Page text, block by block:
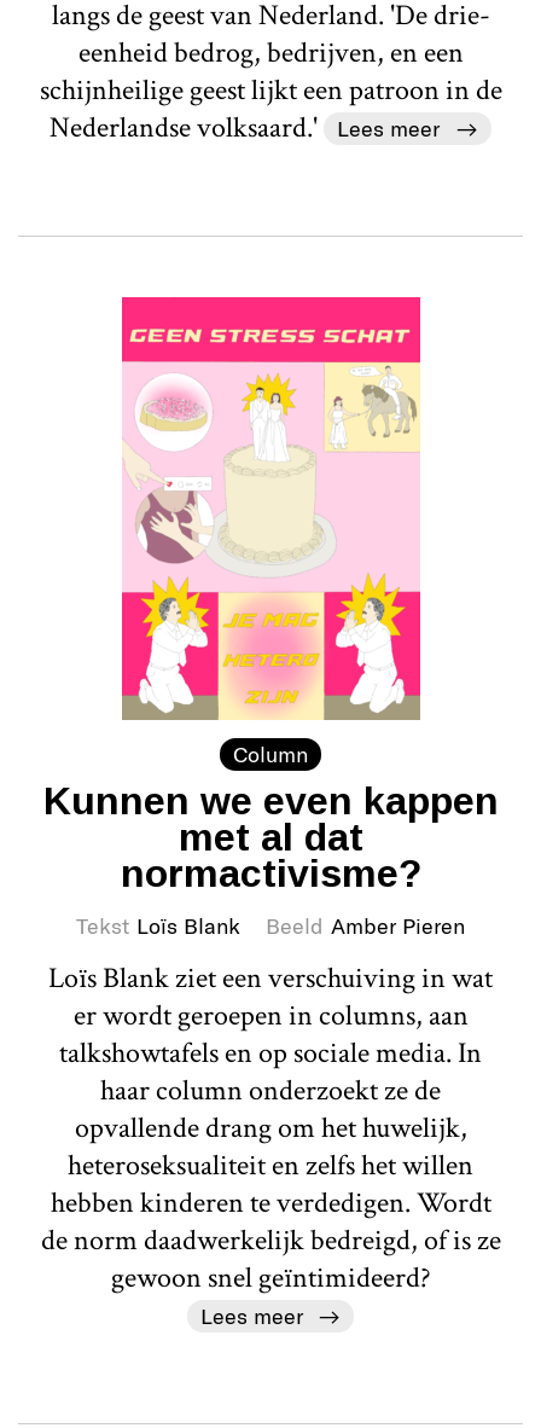
langs de geest van Nederland. 'De drie-
eenheid bedrog, bedrijven, en een
schijnheilige geest lijkt een patroon in de
Nederlandse volksaard.'
Lees meer
Column
Kunnen we even kappen
met al dat
normactivisme?
Tekst Loïs Blank Beeld Amber Pieren
Loïs Blank ziet een verschuiving in wat
er wordt geroepen in columns, aan
talkshowtafels en op sociale media. In
haar column onderzoekt ze de
opvallende drang om het huwelijk,
heteroseksualiteit en zelfs het willen
hebben kinderen te verdedigen. Wordt
de norm daadwerkelijk bedreigd, of is ze
gewoon snel geïntimideerd?
Lees meer